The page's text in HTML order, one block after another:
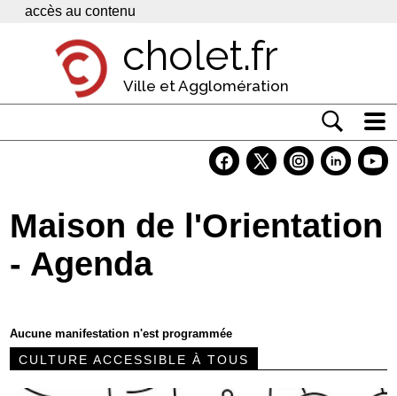
Panneau de gestion des cookies
accès au contenu
cholet.fr
Ville et Agglomération
Economie
Services
Maison de l'Orientation
- Agenda
Aucune manifestation n'est programmée
CULTURE ACCESSIBLE À TOUS